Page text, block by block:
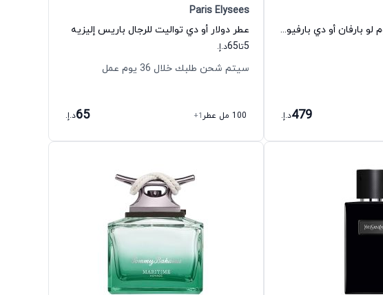
عطر سكاندال بور هوم لو بارفان أو دي بارفيوم للرجال جان بول غوتييه
479د.إ.
Paris Elysees
عطر دولار أو دي تواليت للرجال باريس إليزيه
5تا65د.إ.
سيتم شحن طلبك خلال 36 يوم عمل
100 مل عطر +1
65د.إ.